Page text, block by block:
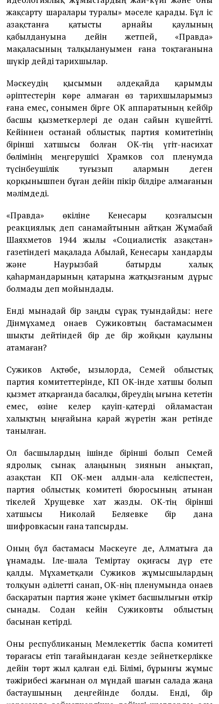
жақсарту шаралары туралы» мәселе қарады. Бұл іс
Қазақстанға қатысты арнайы қаулының
қабылдануына дейін жетпей, «Правда»
мақаласының талқылануымен ғана тоқтағанына
шүкір дейді тарихшылар.
Мәскеудің қысымын әлдеқайда қарымды
әріптестерін көре алмаған өз тарихшыларымыз
ғана емес, сонымен бірге ОК аппаратының кейбір
басшы қызметкерлері де одан сайын күшейтті.
Кейіннен Қостанай облыстық партия комитетінің
бірінші хатшысы болған ОК-тің үгіт-насихат
бөлімінің меңгерушісі Храмков сол пленумда
түсінбеушілік туғызып алармын деген
қорқынышпен бұған дейін пікір білдіре алмағанын
мәлімдеді.
«Правда» өкіліне Кенесары қозғалысын
реакциялық деп санамайтынын айтқан Жұмабай
Шаяхметов 1944 жылы «Социалистік Қазақстан»
газетіндегі мақалада Абылай, Кенесары хандарды
және Наурызбай батырды халық
қаһармандарының қатарына жатқызғаным дұрыс
болмады деп мойындады.
Енді мынадай бір заңды сұрақ туындайды: неге
Дінмұхамед Қонаев Сужиковтың бастамасымен
шықты дейтіндей бір де бір жойқын қаулыны
атамаған?
Сужиков Ақтөбе, Қызылорда, Семей облыстық
партия комитеттерінде, ҚКП ОК-інде хатшы болып
қызмет атқарғанда басалқы, біреудің ығына кететін
емес, өзіне келер қауіп-қатерді ойламастан
халықтың ыңғайына қарай жүретін жан ретінде
танылған.
Ол басшылардың ішінде бірінші болып Семей
ядролық сынақ алаңының зиянын анықтап,
Қазақстан КП ОК-мен алдын-ала келіспестен,
партия облыстық комитеті бюросының атынан
тікелей Хрущевке хат жазды. ОК-тің бірінші
хатшысы Николай Беляевке бір дана
шифровкасын ғана тапсырды.
Оның бұл бастамасы Мәскеуге де, Алматыға да
ұнамады. Іле-шала Теміртау оқиғасы дүр ете
қалды. Мұхаметқали Сужиков жұмысшылардың
толқуын әділетті санап, ОК-нің пленумында Қонаев
басқаратын партия және үкімет басшылығын өткір
сынады. Содан кейін Сужиковты облыстың
басынан кетірді.
Оны республиканың Мемлекеттік баспа комитеті
төрағасы етіп тағайындаған кезде зейнеткерлікке
дейін төрт жыл қалған еді. Білімі, бұрынғы жұмыс
тәжірибесі жағынан ол мұндай шағын салада жаңа
бастаушының деңгейінде болды. Енді, бір